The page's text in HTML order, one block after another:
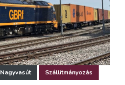
Nagyvasút Szállítmányozás